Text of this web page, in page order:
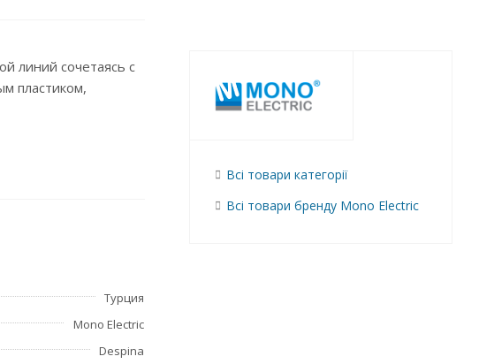
линий сочетаясь с
пластиком,
Турция
Mono Electric
Despina
Всі товари категорії
Всі товари бренду Mono Electric